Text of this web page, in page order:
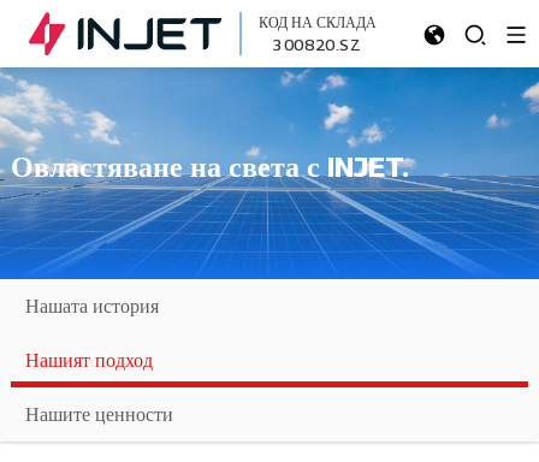
КОД НА СКЛАДА
300820.SZ
Овластяване на света с INJET.
Нашата история
Нашият подход
Нашите ценности